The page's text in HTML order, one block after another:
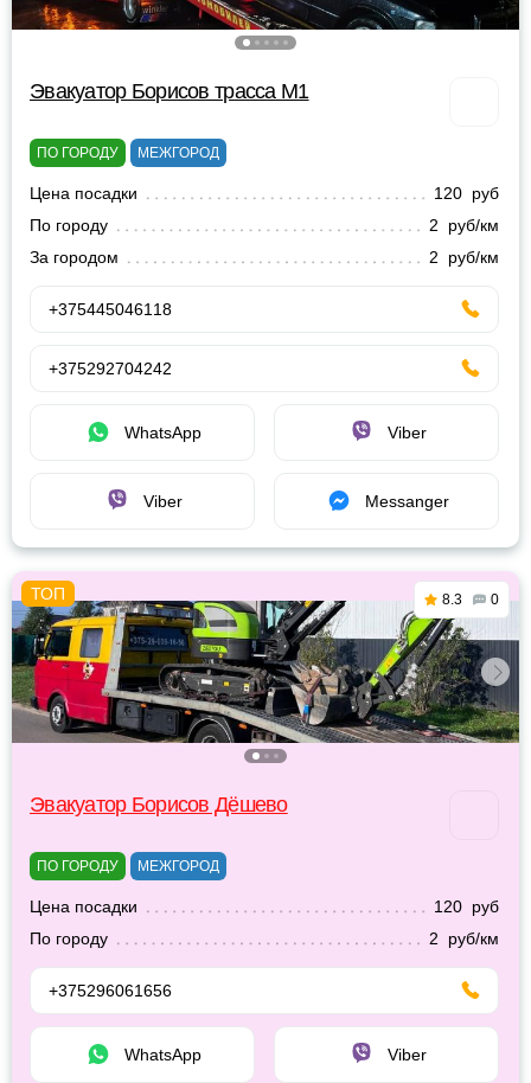
Эвакуатор Борисов трасса М1
ПО ГОРОДУ МЕЖГОРОД
Цена посадки
120 руб
По городу
2 руб/км
За городом
2 руб/км
+375445046118
+375292704242
WhatsApp Viber
Viber Messanger
8.3 0
Эвакуатор Борисов Дёшево
ПО ГОРОДУ МЕЖГОРОД
Цена посадки
120 руб
По городу
2 руб/км
+375296061656
WhatsApp Viber